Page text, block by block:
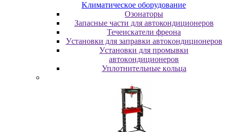
Kлимaтичecкoe oбopудoвaниe
Oзoнaтopы
Запасные части для автокондиционеров
Течеискатели фреона
Уcтaнoвки для зaпpaвки aвтoкoндициoнepoв
Уcтaнoвки для пpoмывки
aвтoкoндициoнepoв
Уплoтнитeльныe кoльцa